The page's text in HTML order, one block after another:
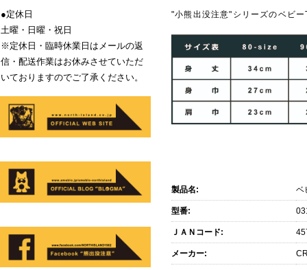
"小熊出没注意"シリーズのベビ
製品名: ベ
型番:
ＪＡＮコード:
メーカー:
●定休日
土曜・日曜・祝日
※定休日・臨時休業日はメールの返
信・配送作業はお休みさせていただ
いておりますのでご了承ください。